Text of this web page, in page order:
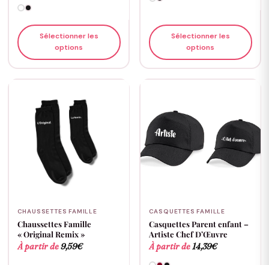
Sélectionner les
options
Sélectionner les
options
CHAUSSETTES FAMILLE
Chaussettes Famille
« Original Remix »
À partir de9,59€
CASQUETTES FAMILLE
Casquettes Parent enfant –
Artiste Chef D’Œuvre
À partir de14,39€